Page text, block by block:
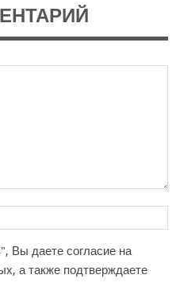
Вы даете согласие на
а также подтверждаете